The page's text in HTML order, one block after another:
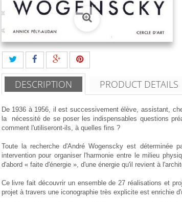
DESCRIPTION PRODUCT DETAILS
De 1936 à 1956, il est successivement élève, assistant,
la nécessité de se poser les indispensables questions
comment l'utiliseront-ils, à quelles fins ?
Toute la recherche d'André Wogenscky est déterminée
intervention pour organiser l'harmonie entre le milieu
d'abord « faite d'énergie », d'une énergie qu'il revient à
Ce livre fait découvrir un ensemble de 27 réalisations et
projet à travers une iconographie très explicite est enrichie